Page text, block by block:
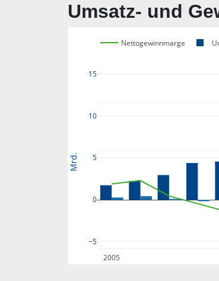
Umsatz- und
2005
−5
0
5
10
15
Nettogewinnmarge
Mrd.